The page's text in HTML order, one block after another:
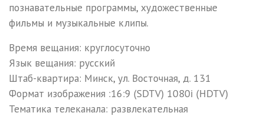
познавательные программы, художественные
фильмы и музыкальные клипы.
Время вещания: круглосуточно
Язык вещания: русский
Штаб-квартира: Минск, ул. Восточная, д. 131
Формат изображения :16:9 (SDTV) 1080i (HDTV)
Тематика телеканала: развлекательная